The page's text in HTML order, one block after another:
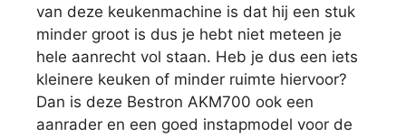
van deze keukenmachine is dat hij een stuk
minder groot is dus je hebt niet meteen je
hele aanrecht vol staan. Heb je dus een iets
kleinere keuken of minder ruimte hiervoor?
Dan is deze Bestron AKM700 ook een
aanrader en een goed instapmodel voor de